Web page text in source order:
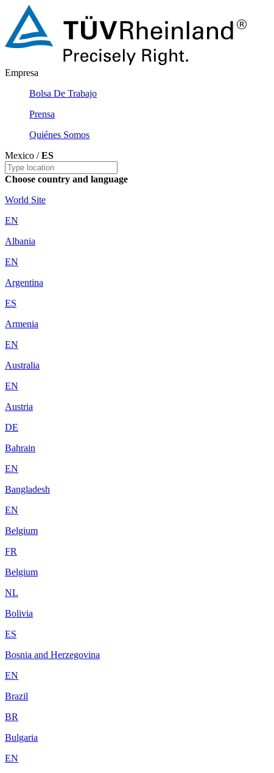
Empresa
Bolsa De Trabajo
Prensa
Quiénes Somos
Mexico /ES
Choose country and language
World Site
EN
Albania
EN
Argentina
ES
Armenia
EN
Australia
EN
Austria
DE
Bahrain
EN
Bangladesh
EN
Belgium
FR
Belgium
NL
Bolivia
ES
Bosnia and Herzegovina
EN
Brazil
BR
Bulgaria
EN